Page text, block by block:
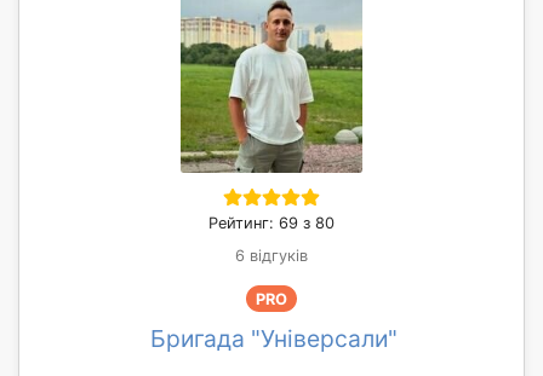
Рейтинг: 69 з 80
6 відгуків
PRO
Бригада "Універсали"